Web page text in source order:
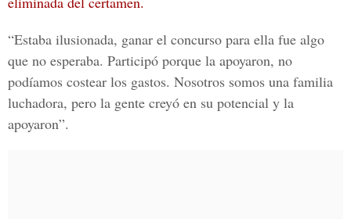
“Estaba ilusionada, ganar el concurso para ella fue algo
que no esperaba. Participó porque la apoyaron, no
podíamos costear los gastos. Nosotros somos una familia
luchadora, pero la gente creyó en su potencial y la
apoyaron”.